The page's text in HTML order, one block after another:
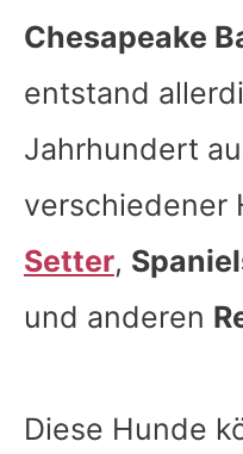
Chesapeake
entstand
Jahrhundert
verschiedener
Setter,
und anderen
Diese Hunde